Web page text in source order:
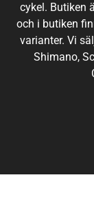
cykel. Butiken
och i butiken
varianter. Vi
Shimano,